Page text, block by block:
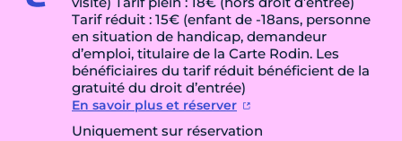
Tarif réduit : 15€ (enfant de -18ans, personne
en situation de handicap, demandeur
d’emploi, titulaire de la Carte Rodin. Les
bénéficiaires du tarif réduit bénéficient de la
gratuité du droit d’entrée)
En savoir plus et réserver
Uniquement sur réservation